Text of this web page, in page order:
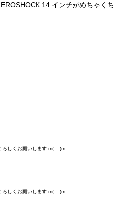
14 インチがめちゃく
ろしくお願いします m(._.)m
ろしくお願いします m(._.)m